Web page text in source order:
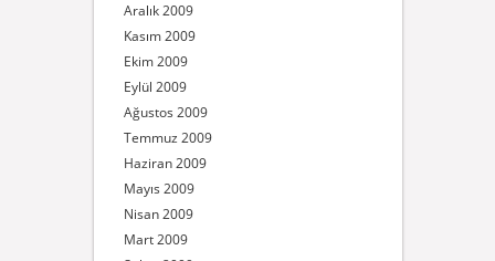
Aralık 2009
Kasım 2009
Ekim 2009
Eylül 2009
Ağustos 2009
Temmuz 2009
Haziran 2009
Mayıs 2009
Nisan 2009
Mart 2009